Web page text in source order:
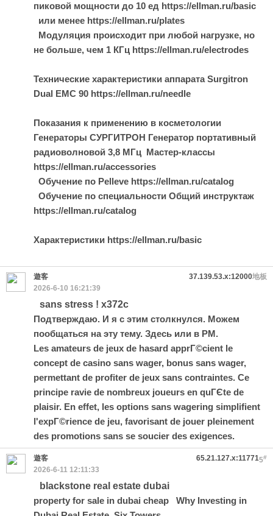
пиковой мощности до 10 ед https://ellman.ru/basic
или менее https://ellman.ru/plates
Модуляция происходит при любой нагрузке, но
не больше, чем 1 КГц https://ellman.ru/electrodes
Технические характеристики аппарата Surgitron
Dual EMC 90 https://ellman.ru/needle
Показания к применению в косметологии
Генераторы СУРГИТРОН Генератор портативный
радиоволновой 3,8 МГц Мастер-классы
https://ellman.ru/accessories
Обучение по Pelleve https://ellman.ru/catalog
Обучение по специальности Общий инструктаж
https://ellman.ru/catalog
Характеристики https://ellman.ru/basic
地板
遊客
37.139.53.x:12000
2026-6-10 16:21:39
sans stress ! x372c
Подтверждаю. И я с этим столкнулся. Можем
пообщаться на эту тему. Здесь или в PM.
Les amateurs de jeux de hasard apprГ©cient le
concept de casino sans wager, bonus sans wager,
permettant de profiter de jeux sans contraintes. Ce
principe ravie de nombreux joueurs en quГЄte de
plaisir. En effet, les options sans wagering simplifient
l'expГ©rience de jeu, favorisant de jouer pleinement
des promotions sans se soucier des exigences.
5#
遊客
65.21.127.x:11771
2026-6-11 12:11:33
blackstone real estate dubai
property for sale in dubai cheap Why Investing in